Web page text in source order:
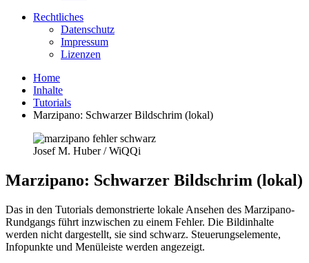
Rechtliches
Datenschutz
Impressum
Lizenzen
Home
Inhalte
Tutorials
Marzipano: Schwarzer Bildschrim (lokal)
Josef M. Huber / WiQQi
Marzipano: Schwarzer Bildschrim (lokal)
Das in den Tutorials demonstrierte lokale Ansehen des Marzipano-
Rundgangs führt inzwischen zu einem Fehler. Die Bildinhalte
werden nicht dargestellt, sie sind schwarz. Steuerungselemente,
Infopunkte und Menüleiste werden angezeigt.